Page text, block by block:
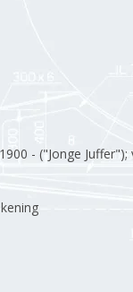
- ("Jonge